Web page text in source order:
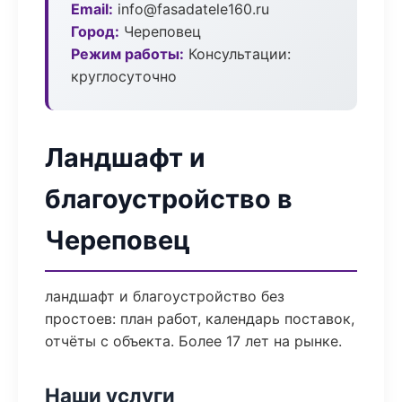
Email: info@fasadatele160.ru
Город: Череповец
Режим работы: Консультации:
круглосуточно
Ландшафт и
благоустройство в
Череповец
ландшафт и благоустройство без
простоев: план работ, календарь поставок,
отчёты с объекта. Более 17 лет на рынке.
Наши услуги